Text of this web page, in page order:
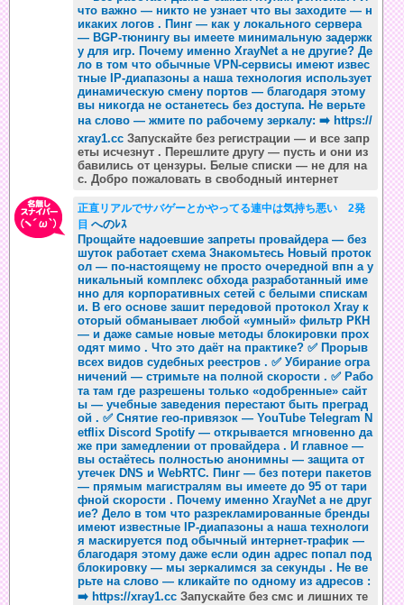
что важно — никто не узнает что вы заходите — н
икаких логов . Пинг — как у локального сервера
— BGP-тюнингу вы имеете минимальную задержк
у для игр. Почему именно XrayNet а не другие? Де
ло в том что обычные VPN-сервисы имеют извес
тные IP-диапазоны а наша технология использует
динамическую смену портов — благодаря этому
вы никогда не останетесь без доступа. Не верьте
на слово — жмите по рабочему зеркалу: ➡️ https://
xray1.cc Запускайте без регистрации — и все запр
еты исчезнут . Перешлите другу — пусть и они из
бавились от цензуры. Белые списки — не для на
с. Добро пожаловать в свободный интернет
正直リアルでサバゲーとかやってる連中は気持ち悪い 2発
目 へのﾚｽ
Прощайте надоевшие запреты провайдера — без
шуток работает схема Знакомьтесь Новый проток
ол — по-настоящему не просто очередной впн а у
никальный комплекс обхода разработанный име
нно для корпоративных сетей с белыми спискам
и. В его основе зашит передовой протокол Xray к
оторый обманывает любой «умный» фильтр РКН
— и даже самые новые методы блокировки прох
одят мимо . Что это даёт на практике? ✅ Прорыв
всех видов судебных реестров . ✅ Убирание огра
ничений — стримьте на полной скорости . ✅ Рабо
та там где разрешены только «одобренные» сайт
ы — учебные заведения перестают быть преград
ой . ✅ Снятие гео-привязок — YouTube Telegram N
etflix Discord Spotify — открывается мгновенно да
же при замедлении от провайдера . И главное —
вы остаётесь полностью анонимны — защита от
утечек DNS и WebRTC. Пинг — без потери пакетов
— прямым магистралям вы имеете до 95 от тари
фной скорости . Почему именно XrayNet а не друг
ие? Дело в том что разрекламированные бренды
имеют известные IP-диапазоны а наша технологи
я маскируется под обычный интернет-трафик —
благодаря этому даже если один адрес попал под
блокировку — мы зеркалимся за секунды . Не ве
рьте на слово — кликайте по одному из адресов :
➡️ https://xray1.cc Запускайте без смс и лишних те